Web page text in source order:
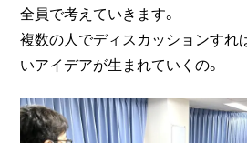
全員で考えていきます。
複数の人でディスカッションすれ
いアイデアが生まれていくの。